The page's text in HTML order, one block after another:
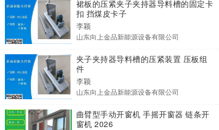
裙板的压紧夹子夹持器导料槽的固定卡
扣 挡煤皮卡子
李颖
山东向上金品新能源设备有限公司
夹子夹持器导料槽的压紧装置 压板组
件
李颖
山东向上金品新能源设备有限公司
曲臂型手动开窗机 手摇开窗器 链条开
窗机 2026